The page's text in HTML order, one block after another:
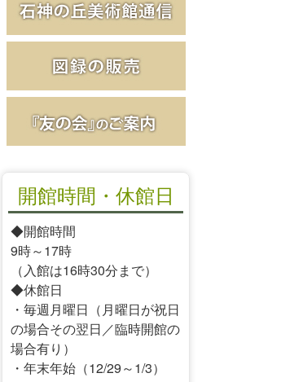
開館時間・休館日
◆開館時間
9時～17時
（入館は16時30分まで）
◆休館日
・毎週月曜日（月曜日が祝日
の場合その翌日／臨時開館の
場合有り）
・年末年始（12/29～1/3）